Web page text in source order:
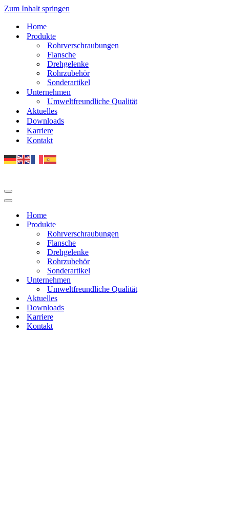
Zum Inhalt springen
Home
Produkte
Rohrverschraubungen
Flansche
Drehgelenke
Rohrzubehör
Sonderartikel
Unternehmen
Umweltfreundliche Qualität
Aktuelles
Downloads
Karriere
Kontakt
Navigations-
Menü
Navigations-
Home
Produkte
Rohrverschraubungen
Flansche
Drehgelenke
Rohrzubehör
Sonderartikel
Unternehmen
Umweltfreundliche Qualität
Aktuelles
Downloads
Karriere
Kontakt